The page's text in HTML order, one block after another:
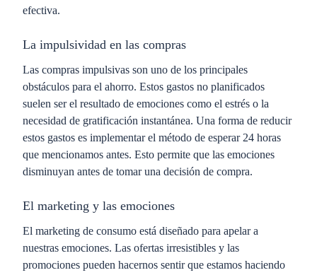
efectiva.
La impulsividad en las compras
Las compras impulsivas son uno de los principales
obstáculos para el ahorro. Estos gastos no planificados
suelen ser el resultado de emociones como el estrés o la
necesidad de gratificación instantánea. Una forma de reducir
estos gastos es implementar el método de esperar 24 horas
que mencionamos antes. Esto permite que las emociones
disminuyan antes de tomar una decisión de compra.
El marketing y las emociones
El marketing de consumo está diseñado para apelar a
nuestras emociones. Las ofertas irresistibles y las
promociones pueden hacernos sentir que estamos haciendo